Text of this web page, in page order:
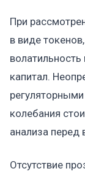
При
в виде
капитал.
колебания
анализа перед
Отсутствие